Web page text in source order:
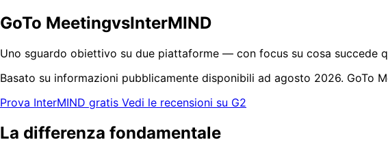
GoTo MeetingvsInterMIND
Uno sguardo obiettivo su due piattaforme — con focus su cosa succede
Basato su informazioni pubblicamente disponibili ad agosto 2026. GoTo
Prova InterMIND gratis Vedi le recensioni su G2
La differenza fondamentale